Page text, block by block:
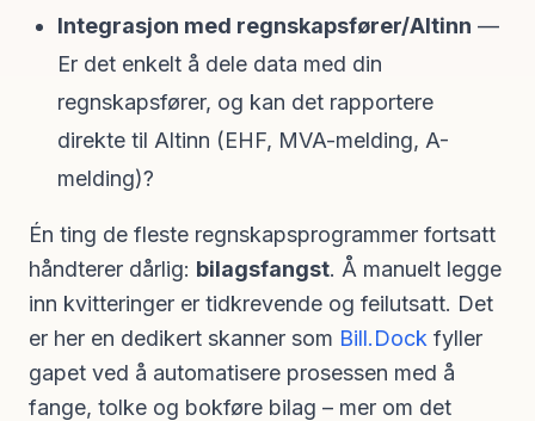
Integrasjon med regnskapsfører/Altinn —
Er det enkelt å dele data med din
regnskapsfører, og kan det rapportere
direkte til Altinn (EHF, MVA-melding, A-
melding)?
Én ting de fleste regnskapsprogrammer fortsatt
håndterer dårlig: bilagsfangst. Å manuelt legge
inn kvitteringer er tidkrevende og feilutsatt. Det
er her en dedikert skanner som Bill.Dock fyller
gapet ved å automatisere prosessen med å
fange, tolke og bokføre bilag – mer om det